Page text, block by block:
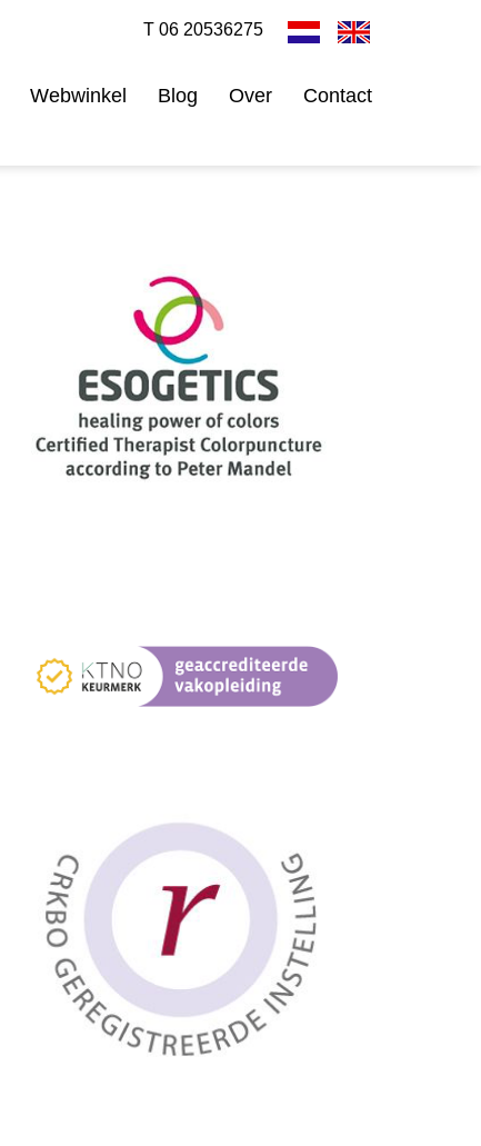
T 06 20536275
Webwinkel Blog Over Contact